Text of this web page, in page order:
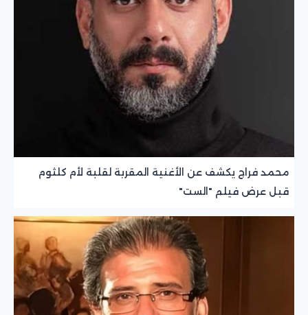
محمد فراج يكشف عن الأغنية المقربة لقلبة لأم كلثوم
قبل عرض فيلم "الست"